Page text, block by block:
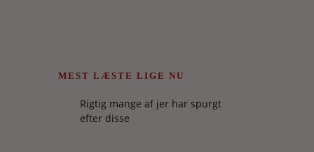
MEST LÆSTE LIGE NU
Rigtig mange af jer har spurgt
efter disse